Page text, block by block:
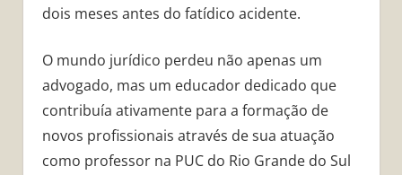
dois meses antes do fatídico acidente.
O mundo jurídico perdeu não apenas um
advogado, mas um educador dedicado que
contribuía ativamente para a formação de
novos profissionais através de sua atuação
como professor na PUC do Rio Grande do Sul